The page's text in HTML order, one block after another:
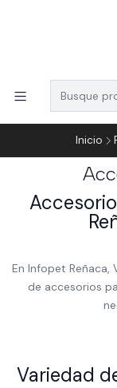
Inicio
En Infopet Reñaca,
de accesorios
Variedad